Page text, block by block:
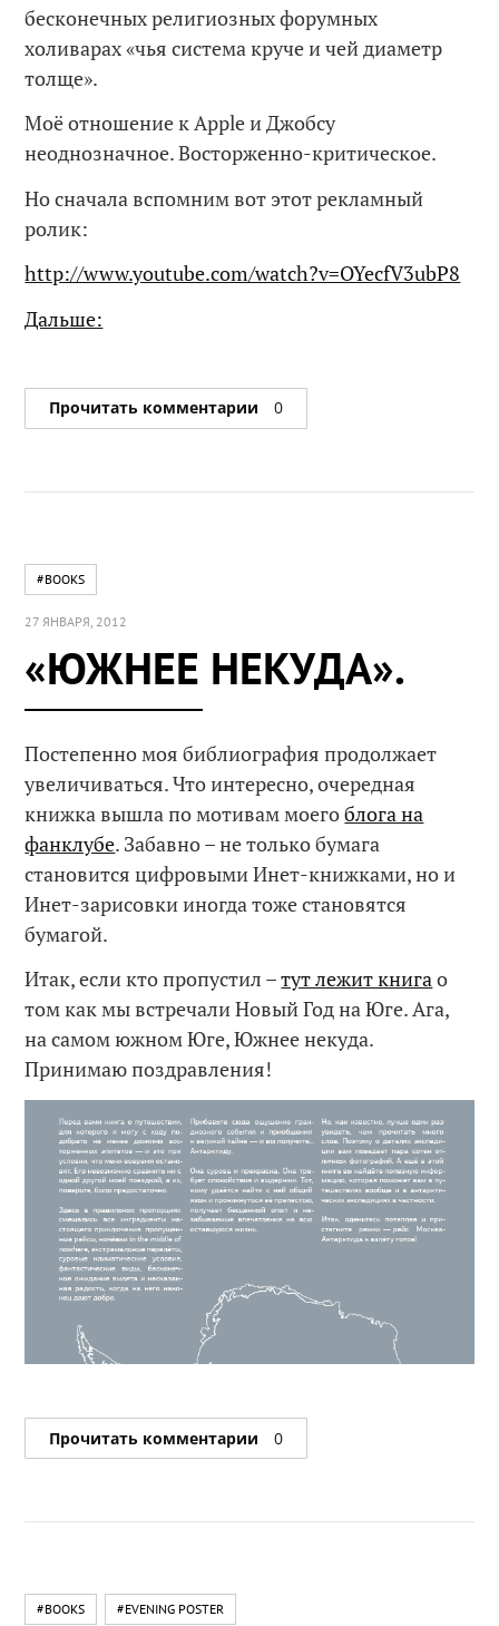
бесконечных религиозных форумных
холиварах «чья система круче и чей диаметр
толще».
Моё отношение к Apple и Джобсу
неоднозначное. Восторженно-критическое.
Но сначала вспомним вот этот рекламный
ролик:
http://www.youtube.com/watch?v=OYecfV3ubP8
Дальше:
Прочитать комментарии 0
#BOOKS
27 ЯНВАРЯ, 2012
«ЮЖНЕЕ НЕКУДА».
Постепенно моя библиография продолжает
увеличиваться. Что интересно, очередная
книжка вышла по мотивам моегоблога на
фанклубе. Забавно – не только бумага
становится цифровыми Инет-книжками, но и
Инет-зарисовки иногда тоже становятся
бумагой.
Итак, если кто пропустил –тут лежит книгао
том как мы встречали Новый Год на Юге. Ага,
на самом южном Юге, Южнее некуда.
Принимаю поздравления!
Прочитать комментарии 0
#BOOKS #EVENING POSTER